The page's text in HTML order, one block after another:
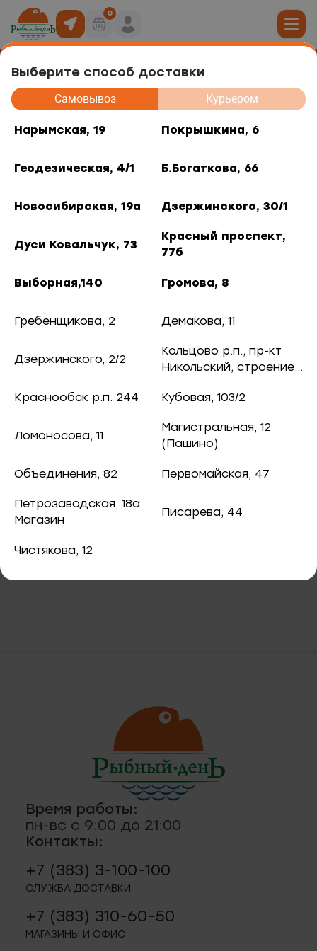
Выберите способ доставки
Самовывоз Курьером
Нарымская, 19 Покрышкина, 6
Геодезическая, 4/1 Б.Богаткова, 66
Новосибирская, 19а Дзержинского, 30/1
Дуси Ковальчук, 73
Красный проспект,
77б
Выборная,140 Громова, 8
Гребенщикова, 2 Демакова, 11
Дзержинского, 2/2
Кольцово р.п., пр-кт
Никольский, строение
Краснообск р.п. 244
Кубовая, 103/2
Ломоносова, 11
Магистральная, 12
(Пашино)
Объединения, 82 Первомайская, 47
Петрозаводская, 18а
Магазин
Писарева, 44
Чистякова, 12
0
роллов
рыба
и снеки
рыба
риеты
приправы
и отделы
6
4/1
73
77б
2
12 (Пашино)
244
Приправа "Морская соль"
104 ₽
93.60 ₽ / шт.
В корзину
Приправа "Морская соль"
Время работы:
пн-вс с 9:00 до 21:00
Контакты:
+7 (383) 3-100-100
СЛУЖБА ДОСТАВКИ
+7 (383) 310-60-50
МАГАЗИНЫ И ОФИС